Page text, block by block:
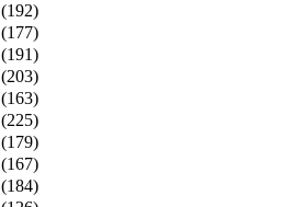
(192)
(177)
(191)
(203)
(163)
(225)
(179)
(167)
(184)